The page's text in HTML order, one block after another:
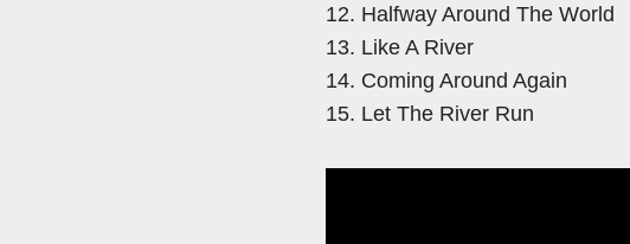
12. Halfway Around The World
13. Like A River
14. Coming Around Again
15. Let The River Run